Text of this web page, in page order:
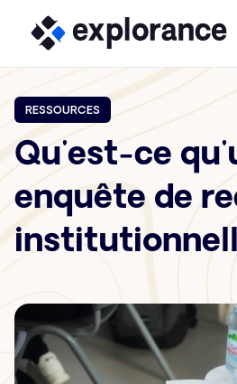
RESSOURCES
Qu'est-ce
enquête de